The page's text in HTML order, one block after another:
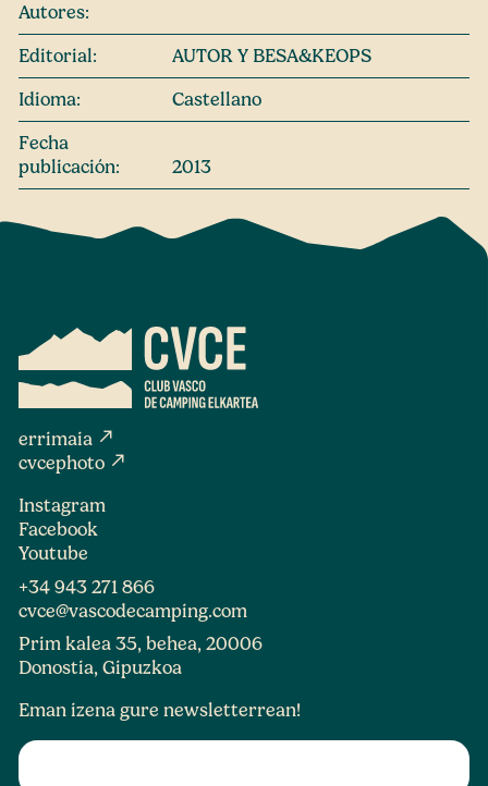
Autores:
Editorial:
AUTOR Y BESA&KEOPS
Idioma:
Castellano
Fecha
publicación:
2013
errimaia north_east
cvcephoto north_east
Instagram
Facebook
Youtube
+34 943 271 866
cvce@vascodecamping.com
Prim kalea 35, behea, 20006
Donostia, Gipuzkoa
Eman izena gure newsletterrean!